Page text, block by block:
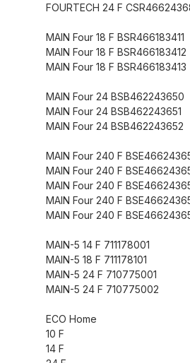
FOURTECH 24 F
MAIN Four 18 F BSR466183411
MAIN Four 18 F BSR466183412
MAIN Four 18 F BSR466183413
MAIN Four 24 BSB462243650
MAIN Four 24 BSB462243651
MAIN Four 24 BSB462243652
MAIN Four 240 F
MAIN Four 240 F
MAIN Four 240 F
MAIN Four 240 F
MAIN Four 240 F
MAIN-5 14 F 711178001
MAIN-5 18 F 711178101
MAIN-5 24 F 710775001
MAIN-5 24 F 710775002
ECO Home
10 F
14 F